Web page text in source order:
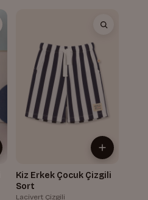
Kiz Erkek Çocuk Çizgili
Sort
Lacivert Çizgili